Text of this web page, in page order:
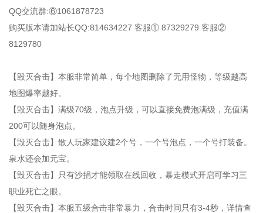
QQ交流群:⑥1061878723
购买版本请加站长QQ:814634227 客服① 87329279 客服②
8129780
【毁灭合击】本服非常简单，每个地图删除了无用怪物，等级越高
地图爆率越好。
【毁灭合击】满级70级，泡点升级，可以直接免费泡满级，充值满
200可以随身泡点。
【毁灭合击】散人玩家建议建2个号，一个号泡点，一个号打装备。
泉水还会加元宝。
【毁灭合击】只有沙捐才能领取在线回收，暴走模式开启可学习三
职业死亡之眼。
【毁灭合击】本服五级合击非常暴力，合击时间只有3-4秒，详情查